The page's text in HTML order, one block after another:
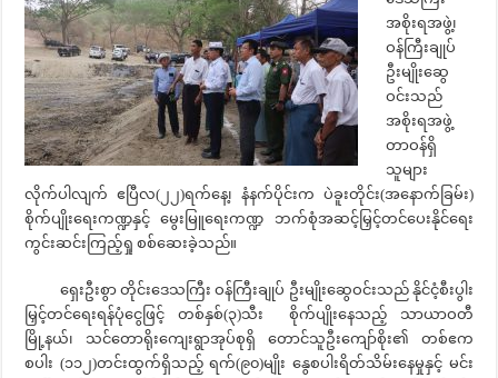
အစိုးရအဖွဲ့၊
ဝန်ကြီးချုပ်
ဦးမျိုးဆွေ
ဝင်းသည်
အစိုးရအဖွဲ့
တာဝန်ရှိ
သူများ
လိုက်ပါလျက် ဧပြီလ(၂၂)ရက်နေ့၊ နံနက်ပိုင်းက ပဲခူးတိုင်း(အနောက်ခြမ်း)
စိုက်ပျိုးရေးကဏ္ဍနှင့် မွေးမြူရေးကဏ္ဍ ဘက်စုံအဆင့်မြှင့်တင်ပေးနိုင်ရေး
ကွင်းဆင်းကြည့်ရှု စစ်ဆေးခဲ့သည်။
ရှေးဦးစွာ တိုင်းဒေသကြီး ဝန်ကြီးချုပ် ဦးမျိုးဆွေဝင်းသည် နိုင်ငံ့စီးပွါး
မြှင့်တင်ရေးရန်ပုံငွေဖြင့် တစ်နှစ်(၃)သီး စိုက်ပျိုးနေသည့် သာယာဝတီ
မြို့နယ်၊ သင်တောရိုးကျေးရွာအုပ်စုရှိ တောင်သူဦးကျော်စိုး၏ တစ်ဧက
စပါး (၁၁၂)တင်းထွက်ရှိသည့် ရက်(၉၀)မျိုး နွေစပါးရိတ်သိမ်းနေမှုနှင့် မင်း